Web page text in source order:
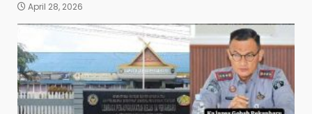
April 28, 2026